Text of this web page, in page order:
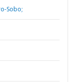
Sobo;